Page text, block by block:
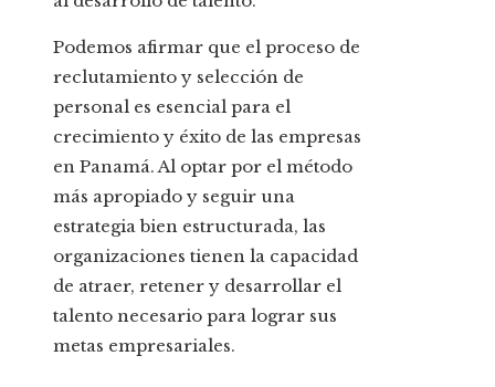
Podemos afirmar que el proceso de
reclutamiento y selección de
personal es esencial para el
crecimiento y éxito de las empresas
en Panamá. Al optar por el método
más apropiado y seguir una
estrategia bien estructurada, las
organizaciones tienen la capacidad
de atraer, retener y desarrollar el
talento necesario para lograr sus
metas empresariales.